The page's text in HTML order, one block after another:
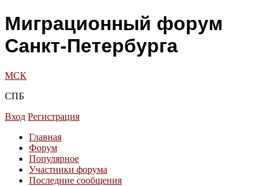
Миграционный форум
Санкт-Петербурга
МСК
СПБ
Вход Регистрация
Главная
Форум
Популярное
Участники форума
Последние сообщения